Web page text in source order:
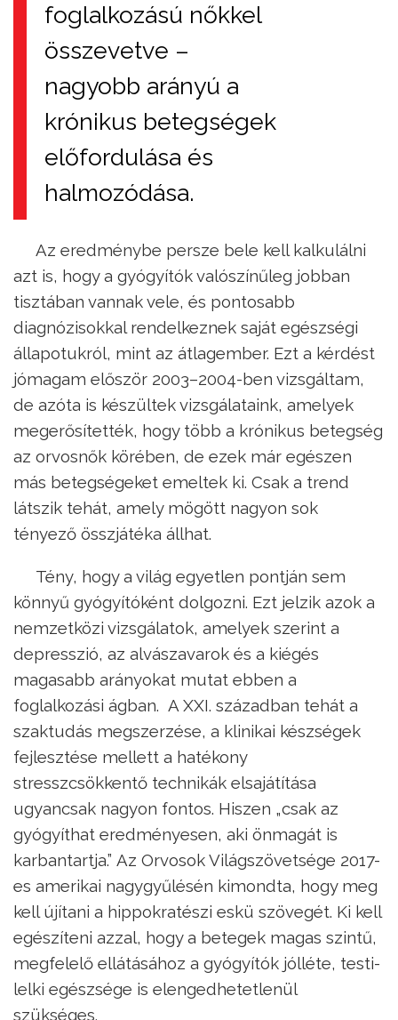
foglalkozású nőkkel
összevetve –
nagyobb arányú a
krónikus betegségek
előfordulása és
halmozódása.
Az eredménybe persze bele kell kalkulálni
azt is, hogy a gyógyítók valószínűleg jobban
tisztában vannak vele, és pontosabb
diagnózisokkal rendelkeznek saját egészségi
állapotukról, mint az átlagember. Ezt a kérdést
jómagam először 2003–2004-ben vizsgáltam,
de azóta is készültek vizsgálataink, amelyek
megerősítették, hogy több a krónikus betegség
az orvosnők körében, de ezek már egészen
más betegségeket emeltek ki. Csak a trend
látszik tehát, amely mögött nagyon sok
tényező összjátéka állhat.
Tény, hogy a világ egyetlen pontján sem
könnyű gyógyítóként dolgozni. Ezt jelzik azok a
nemzetközi vizsgálatok, amelyek szerint a
depresszió, az alvászavarok és a kiégés
magasabb arányokat mutat ebben a
foglalkozási ágban. A XXI. században tehát a
szaktudás megszerzése, a klinikai készségek
fejlesztése mellett a hatékony
stresszcsökkentő technikák elsajátítása
ugyancsak nagyon fontos. Hiszen „csak az
gyógyíthat eredményesen, aki önmagát is
karbantartja.” Az Orvosok Világszövetsége 2017-
es amerikai nagygyűlésén kimondta, hogy meg
kell újítani a hippokratészi eskü szövegét. Ki kell
egészíteni azzal, hogy a betegek magas szintű,
megfelelő ellátásához a gyógyítók jólléte, testi-
lelki egészsége is elengedhetetlenül
szükséges.